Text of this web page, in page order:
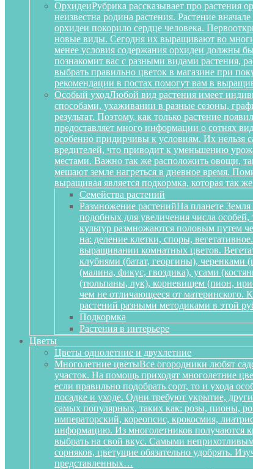
ОрхидеиРубрика рассказывает про
неизвестна родина растения. Растение
орхидеи покорило сердце человека.
новые виды. Сегодня их выращивают во
менее условия содержания орхидеи должны
познакомит вас с разными видами растения,
выбрать правильно цветок в магазине при
рекомендации в постах помогут вам в
Особый уходЛюбой вид растения имеет
способами, ухаживании в разные сезоны,
результат. Поэтому, как только растение
предоставляет много информации о сотнях
особенно придирчивы к условиям. Их нельзя
вредителей, что приводит к уменьшению
местами. Важно так же расположить овощи,
мешают земле нагреться в дневное время.
выращивая является подкормка, которая так
Семейства растений
Размножение растенийНа планете
подобных для увеличения числа особей,
культур размножаются половым путем
на: деление клетки, споры,
выращивании комнатных цветов.
клубнями (батат, георгины), черенками
(малина, фикус, гвоздика), усами
(тюльпаны, лук), корневищем (пион,
чем не отличающееся от материнского.
растений разными методиками в этой
Подкормка
Растения в интерьере
Цветы
Цветы однолетние и двухлетние
Многолетние цветыВсе огородники любят
участок. На помощь приходят многолетние
если правильно подобрать сорт, то и ухода
посадке и уходе. Одни требуют укрытие,
самых популярных, таких как: розы, пионы,
императорский, кореопсис, крокосмия,
информацию. Из многолетников получаются
выбрать на свой вкус. Самыми
сорняков, цветущие обязательно удобрять.
представленных…